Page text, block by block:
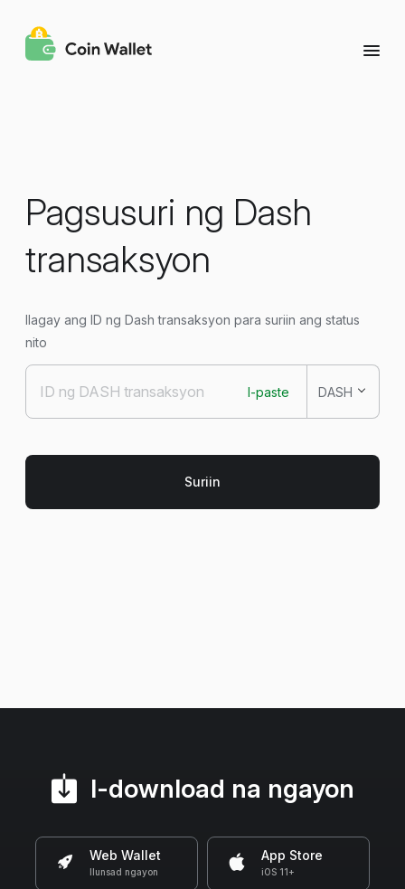
Pagsusuri ng Dash
transaksyon
Ilagay ang ID ng Dash transaksyon para suriin ang status
nito
I-paste DASH
I-download na ngayon
Web Wallet
Ilunsad ngayon
App Store
iOS 11+